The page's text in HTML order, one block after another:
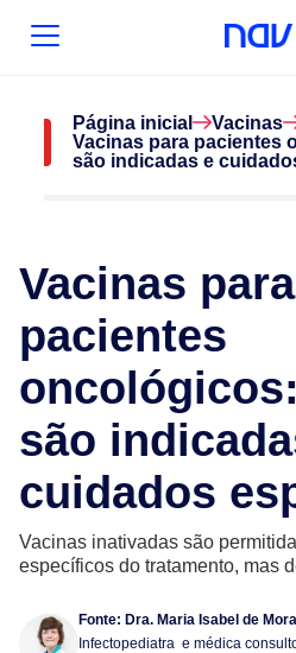
Página inicial
Vacinas
Vacinas para pacientes
são indicadas e
Vacinas para
pacientes
são
cuidados
Vacinas inativadas são
específicos do tratamento, mas
Fonte: Dra. Maria Isabel de
Infectopediatra e médica